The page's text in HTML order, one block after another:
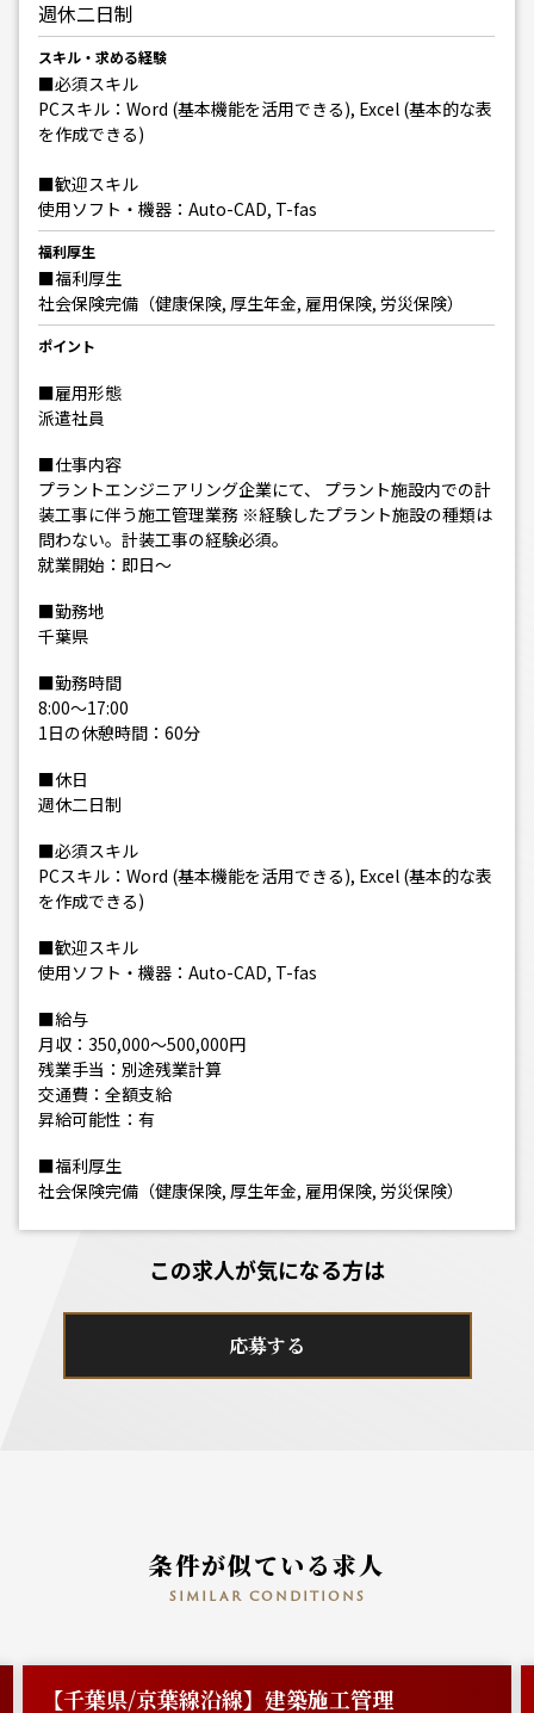
週休二日制
スキル・求める経験
■必須スキル
PCスキル：Word (基本機能を活用できる), Excel (基本的な表
を作成できる)
■歓迎スキル
使用ソフト・機器：Auto-CAD, T-fas
福利厚生
■福利厚生
社会保険完備（健康保険, 厚生年金, 雇用保険, 労災保険）
ポイント
■雇用形態
派遣社員
■仕事内容
プラントエンジニアリング企業にて、 プラント施設内での計
装工事に伴う施工管理業務 ※経験したプラント施設の種類は
問わない。計装工事の経験必須。
就業開始：即日～
■勤務地
千葉県
■勤務時間
8:00～17:00
1日の休憩時間：60分
■休日
週休二日制
■必須スキル
PCスキル：Word (基本機能を活用できる), Excel (基本的な表
を作成できる)
■歓迎スキル
使用ソフト・機器：Auto-CAD, T-fas
■給与
月収：350,000～500,000円
残業手当：別途残業計算
交通費：全額支給
昇給可能性：有
■福利厚生
社会保険完備（健康保険, 厚生年金, 雇用保険, 労災保険）
この求人が気になる方は
応募する
条件が似ている求人
similar conditions
【千葉県/京葉線沿線】建築施工管理